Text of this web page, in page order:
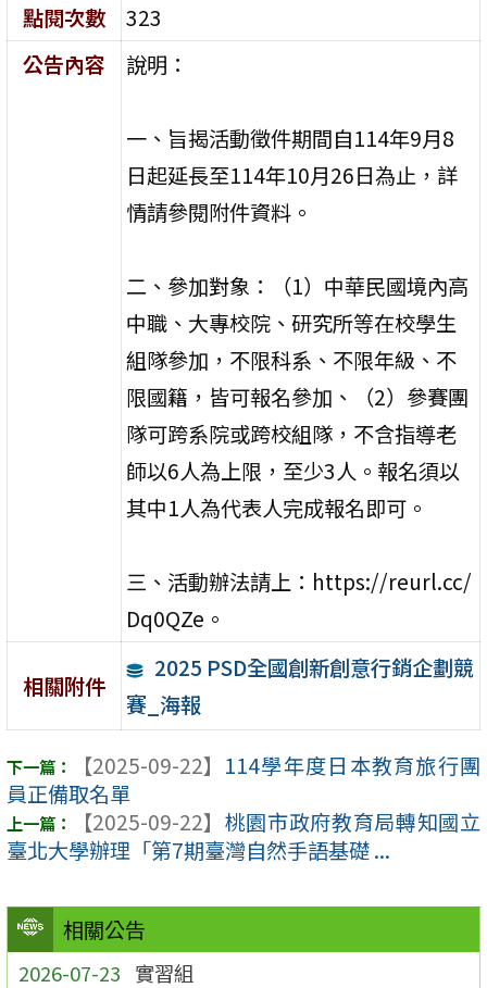
相關公告
2026-07-23 實習組
點閱次數
323
公告內容
說明：
一、旨揭活動徵件期間自114年9月8
日起延長至114年10月26日為止，詳
情請參閱附件資料。
二、參加對象：（1）中華民國境內高
中職、大專校院、研究所等在校學生
組隊參加，不限科系、不限年級、不
限國籍，皆可報名參加、（2）參賽團
隊可跨系院或跨校組隊，不含指導老
師以6人為上限，至少3人。報名須以
其中1人為代表人完成報名即可。
三、活動辦法請上：https://reurl.cc/
Dq0QZe。
相關附件
2025 PSD全國創新創意行銷企劃競
賽_海報
【2025-09-22】 114學年度日本教育旅行團
員正備取名單
【2025-09-22】 桃園市政府教育局轉知國立
臺北大學辦理「第7期臺灣自然手語基礎 ...